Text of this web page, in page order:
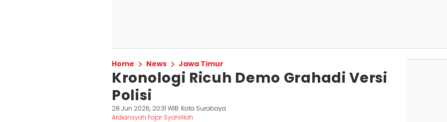
Home News Jawa Timur
Kronologi Ricuh Demo Grahadi Versi
Polisi
28 Jun 2026, 20:31 WIB Kota Surabaya
Ardiansyah Fajar Syahlillah